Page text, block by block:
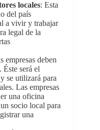
locales: Esta
del país
a vivir y trabajar
legal de la
empresas deben
será el
se utilizará para
Las empresas
una oficina
socio local para
una